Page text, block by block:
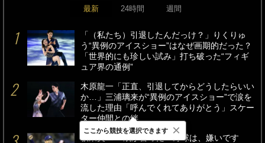
最新 24時間 週間
「（私たち）引退したんだっけ？」りくりゅ
う“異例のアイスショー”はなぜ画期的だった？
「世界的にも珍しい試み」打ち破った“フィギ
ュア界の通例”
木原龍一「正直、引退してからどうしたらいい
か…」三浦璃来が“異例のアイスショー”で涙を
流した理由「呼んでくれてありがとう」スケー
ター仲間との絆
板東英二79歳が言った「野球は、嫌いです
ここから競技を選択できます ×